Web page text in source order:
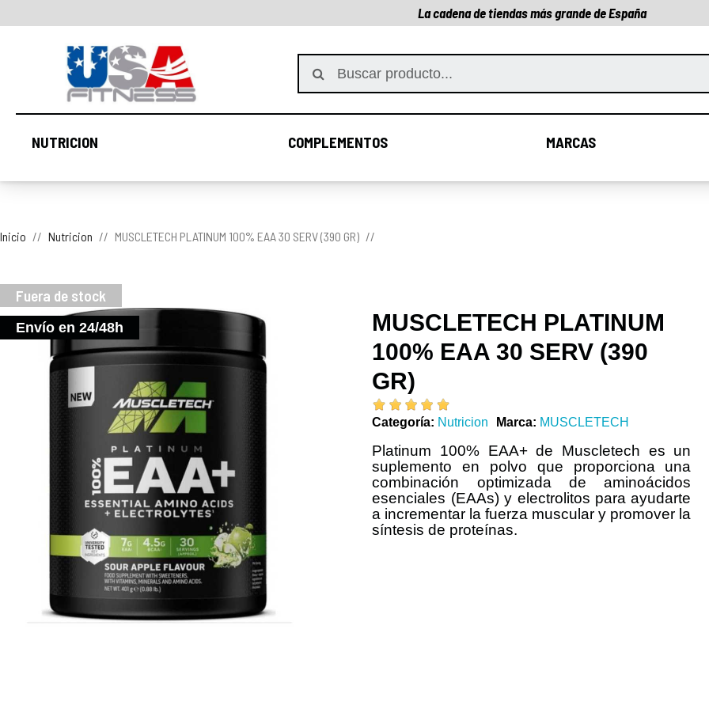
La cadena de tiendas más grande de España
NUTRICION COMPLEMENTOS MARCAS
COMPLEMENTOS MARCAS
Inicio Nutricion MUSCLETECH PLATINUM 100% EAA 30 SERV (390 GR)
Fuera de stock
Envío en 24/48h
MUSCLETECH PLATINUM
100% EAA 30 SERV (390
GR)
Categoría Nutricion Marca MUSCLETECH
Platinum 100% EAA+ de Muscletech es un
suplemento en polvo que proporciona una
combinación optimizada de aminoácidos
esenciales (EAAs) y electrolitos para ayudarte
a incrementar la fuerza muscular y promover la
síntesis de proteínas.